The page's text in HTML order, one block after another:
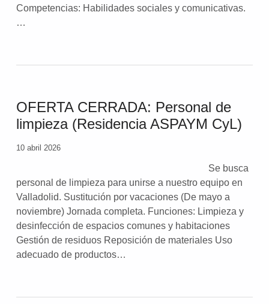
Competencias: Habilidades sociales y comunicativas.
…
OFERTA CERRADA: Personal de
limpieza (Residencia ASPAYM CyL)
10 abril 2026
Se busca
personal de limpieza para unirse a nuestro equipo en
Valladolid. Sustitución por vacaciones (De mayo a
noviembre) Jornada completa. Funciones: Limpieza y
desinfección de espacios comunes y habitaciones
Gestión de residuos Reposición de materiales Uso
adecuado de productos…